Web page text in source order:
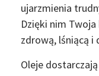
ujarzmienia
Dzięki nim
zdrową, lśniącą i
Oleje